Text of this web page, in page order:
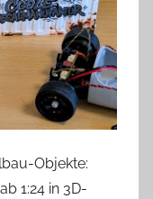
Objekte:
1:24 in 3D-